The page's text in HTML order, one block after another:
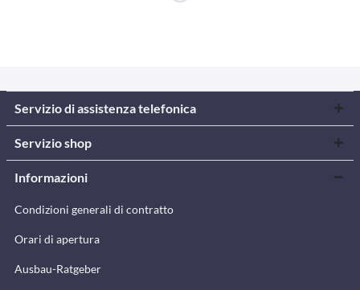
Servizio di assistenza telefonica
Servizio shop
Informazioni
Condizioni generali di contratto
Orari di apertura
Ausbau-Ratgeber